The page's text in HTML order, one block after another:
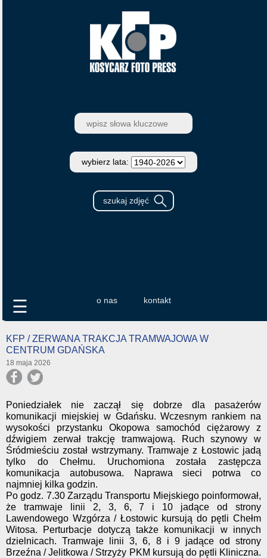
wybierz lata:
o nas kontakt
☰
KFP / ZERWANA TRAKCJA TRAMWAJOWA W
CENTRUM GDAŃSKA
18 maja 2026
Poniedziałek nie zaczął się dobrze dla pasażerów
komunikacji miejskiej w Gdańsku. Wczesnym rankiem na
wysokości przystanku Okopowa samochód ciężarowy z
dźwigiem zerwał trakcję tramwajową. Ruch szynowy w
Śródmieściu został wstrzymany. Tramwaje z Łostowic jadą
tylko do Chełmu. Uruchomiona została zastępcza
komunikacja autobusowa. Naprawa sieci potrwa co
najmniej kilka godzin.
Po godz. 7.30 Zarządu Transportu Miejskiego poinformował,
że tramwaje linii 2, 3, 6, 7 i 10 jadące od strony
Lawendowego Wzgórza / Łostowic kursują do pętli Chełm
Witosa. Perturbacje dotyczą także komunikacji w innych
dzielnicach. Tramwaje linii 3, 6, 8 i 9 jadące od strony
Brzeźna / Jelitkowa / Strzyży PKM kursują do pętli Kliniczna.